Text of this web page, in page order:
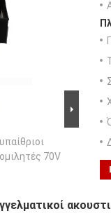
70V